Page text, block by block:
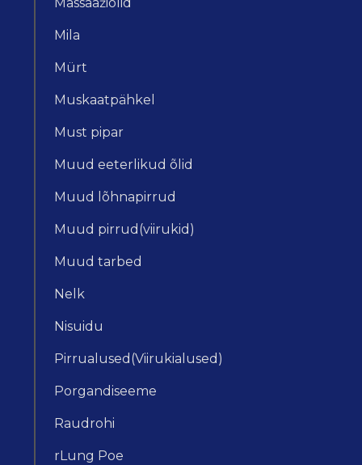
Mila
Mürt
Muskaatpähkel
Must pipar
Muud eeterlikud õlid
Muud lõhnapirrud
Muud pirrud(viirukid)
Muud tarbed
Nelk
Nisuidu
Pirrualused(Viirukialused)
Porgandiseeme
Raudrohi
rLung Poe